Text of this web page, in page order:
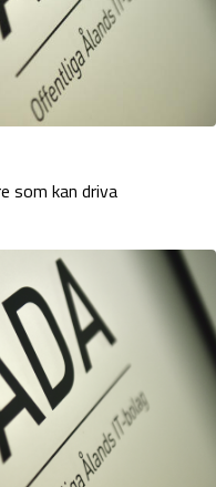
som kan driva